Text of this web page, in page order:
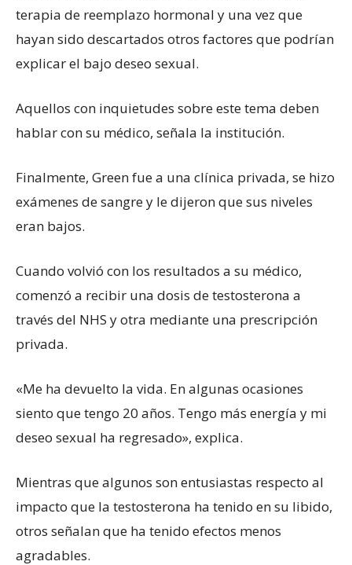
terapia de reemplazo hormonal y una vez que
hayan sido descartados otros factores que podrían
explicar el bajo deseo sexual.
Aquellos con inquietudes sobre este tema deben
hablar con su médico, señala la institución.
Finalmente, Green fue a una clínica privada, se hizo
exámenes de sangre y le dijeron que sus niveles
eran bajos.
Cuando volvió con los resultados a su médico,
comenzó a recibir una dosis de testosterona a
través del NHS y otra mediante una prescripción
privada.
«Me ha devuelto la vida. En algunas ocasiones
siento que tengo 20 años. Tengo más energía y mi
deseo sexual ha regresado», explica.
Mientras que algunos son entusiastas respecto al
impacto que la testosterona ha tenido en su libido,
otros señalan que ha tenido efectos menos
agradables.